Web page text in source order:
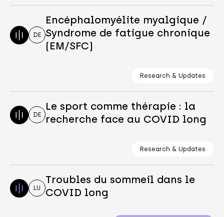
DE
Encéphalomyélite myalgique /
Syndrome de fatigue chronique
(EM/SFC)
Research & Updates
DE
Le sport comme thérapie : la
recherche face au COVID long
Research & Updates
LU
Troubles du sommeil dans le
COVID long